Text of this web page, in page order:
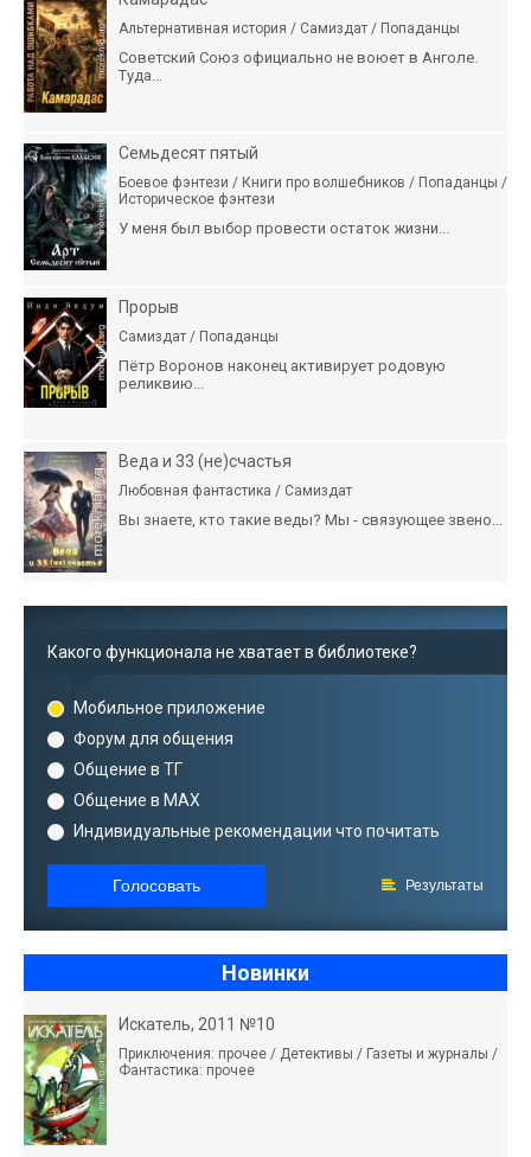
Альтернативная история / Самиздат / Попаданцы
Советский Союз официально не воюет в Анголе.
Туда...
Семьдесят пятый
Боевое фэнтези / Книги про волшебников / Попаданцы /
Историческое фэнтези
У меня был выбор провести остаток жизни...
Прорыв
Самиздат / Попаданцы
Пётр Воронов наконец активирует родовую
реликвию...
Веда и 33 (не)счастья
Любовная фантастика / Самиздат
Вы знаете, кто такие веды? Мы - связующее звено...
Какого функционала не хватает в библиотеке?
Мобильное приложение
Форум для общения
Общение в ТГ
Общение в MAX
Индивидуальные рекомендации что почитать
Голосовать Результаты
Новинки
Искатель, 2011 №10
Приключения: прочее / Детективы / Газеты и журналы /
Фантастика: прочее